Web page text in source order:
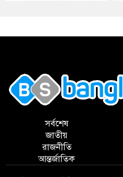
সর্বশেষ
জাতীয়
রাজনীতি
আন্তর্জাতিক